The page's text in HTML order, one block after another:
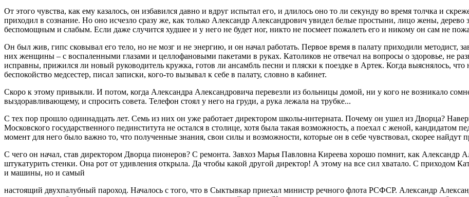
От этого чувства, как ему казалось, он избавился давно и вдруг испытал его, и длилось оно то ли секунду во время толчка и
приходил в сознание. Но оно исчезло сразу же, как только Александр Александрович увидел белые простыни, лицо жены,
беспомощным и слабым. Если даже случится худшее и у него не будет ног, никто не посмеет пожалеть его и никому он сам не
Он был жив, гипс сковывал его тело, но не мозг и не энергию, и он начал работать. Первое время в палату приходили методист,
них женщины – с воспаленными глазами и целлофановыми пакетами в руках. Католиков не отвечал на вопросы о здоровье, не
исправны, прижился ли новый руководитель кружка, готов ли ансамбль песни и пляски к поездке в Артек. Когда выяснялось,
беспокойство медсестер, писал записки, кого-то вызывал к себе в палату, словно в кабинет.
Скоро к этому привыкли. И потом, когда Александра Александровича перевезли из больницы домой, ни у кого не возникало
выздоравливающему, и спросить совета. Телефон стоял у него на груди, а рука лежала на трубке...
С тех пор прошло одиннадцать лет. Семь из них он уже работает директором школы-интерната. Почему он ушел из Дворца?
Московского государственного пединститута не остался в столице, хотя была такая возможность, а поехал с женой, кандидатом
момент для него было важно то, что полученные знания, свои силы и возможности, которые он в себе чувствовал, скорее найдут
С чего он начал, став директором Дворца пионеров? С ремонта. Завхоз Марья Павловна Киреева хорошо помнит, как Александр
штукатурить стенки. Она рот от удивления открыла. Да чтобы какой другой директор! А этому на все сил хватало. С приходом
и машины, но и самый
настоящий двухпалубный пароход. Началось с того, что в Сыктывкар приехал министр речного флота РСФСР. Александр